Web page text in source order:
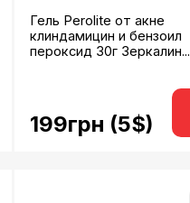
Гель Perolite от акне
клиндамицин и бензоил
пероксид 30г Зеркалин...
199грн (5$)